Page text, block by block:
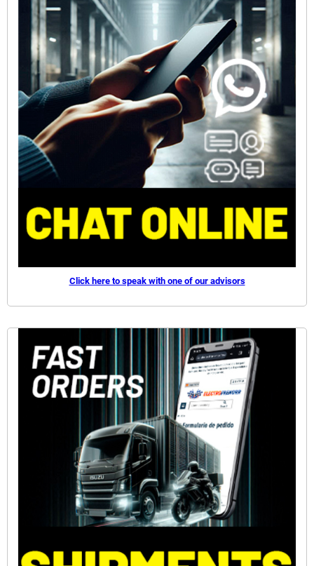
Click here to speak with one of our advisors